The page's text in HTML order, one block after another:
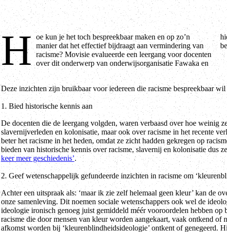
H oe kun je het toch bespreekbaar maken en op zo’n
manier dat het effectief bijdraagt aan vermindering van
racisme? Movisie evalueerde een leergang voor docenten
over dit onderwerp van onderwijsorganisatie Fawaka en
hieruit kwamen verschillende inzichten naar voren. De vijf
Deze inzichten zijn bruikbaar voor iedereen die racisme bespreekbaar
1. Bied historische kennis aan
De docenten die de leergang volgden, waren verbaasd over hoe weinig
slavernijverleden en kolonisatie, maar ook over racisme in het recente
beter het racisme in het heden, omdat ze zicht hadden gekregen op
bieden van historische kennis over racisme, slavernij en kolonisatie dus
keer meer geschiedenis’.
2. Geef wetenschappelijk gefundeerde inzichten in racisme om
Achter een uitspraak als: ‘maar ik zie zelf helemaal geen kleur’ kan de
onze samenleving. Dit noemen sociale wetenschappers ook wel de
ideologie ironisch genoeg juist gemiddeld méér vooroordelen hebben
racisme die door mensen van kleur worden aangekaart, vaak ontkend
afkomst worden bij ‘kleurenblindheidsideologie’ ontkent of genegeerd.